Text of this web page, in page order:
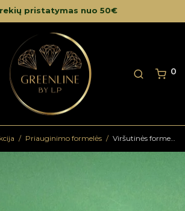
pristatymas nuo 50€
0
/ Priauginimo formelės / Viršutinės formelės mix 4 , yra keturios rūšysVFM444